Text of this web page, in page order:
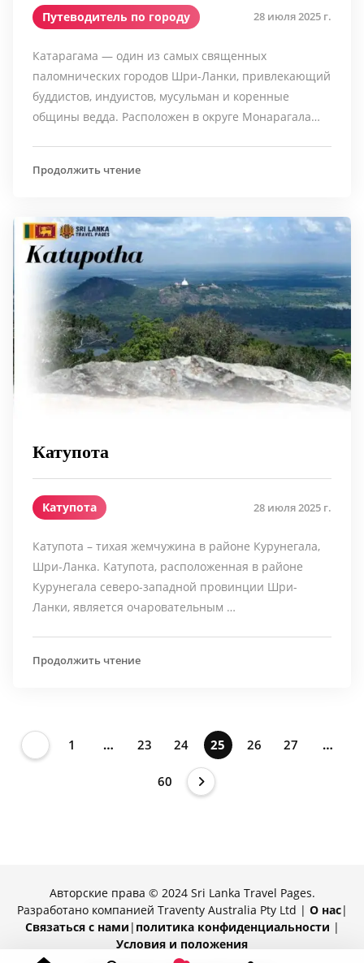
Путеводитель по городу 28 июля 2025 г.
Катарагама — один из самых священных
паломнических городов Шри-Ланки, привлекающий
буддистов, индуистов, мусульман и коренные
общины ведда. Расположен в округе Монарагала…
Продолжить чтение
Катупота
Катупота 28 июля 2025 г.
Катупота – тихая жемчужина в районе Курунегала,
Шри-Ланка. Катупота, расположенная в районе
Курунегала северо-западной провинции Шри-
Ланки, является очаровательным …
Продолжить чтение
1 … 23 24 25 26 27 …
60
Авторские права © 2024 Sri Lanka Travel Pages.
Разработано компанией Traventy Australia Pty Ltd | О нас|
Связаться с нами | политика конфиденциальности |
Условия и положения